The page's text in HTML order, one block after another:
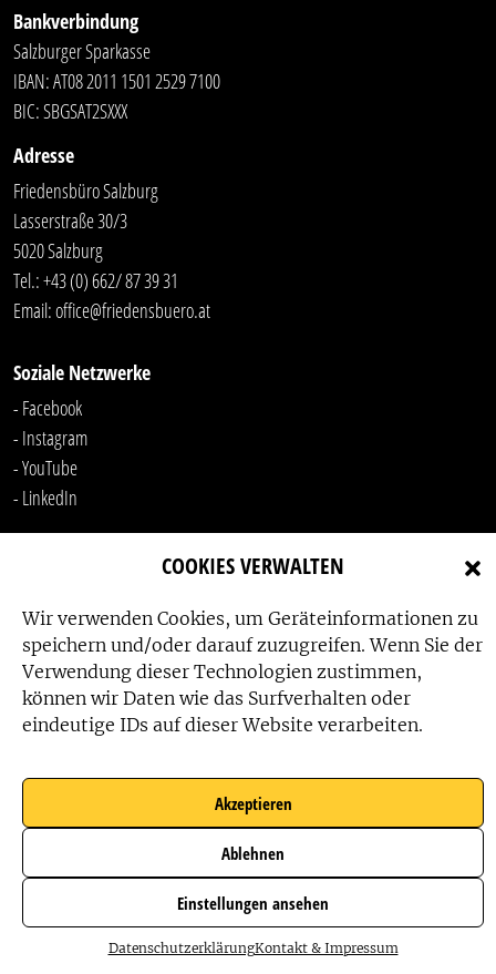
COOKIES VERWALTEN
Wir verwenden Cookies, um Geräteinformationen zu
speichern und/oder darauf zuzugreifen. Wenn Sie der
Verwendung dieser Technologien zustimmen,
können wir Daten wie das Surfverhalten oder
eindeutige IDs auf dieser Website verarbeiten.
Akzeptieren
Ablehnen
Einstellungen ansehen
DatenschutzerklärungKontakt & Impressum
Bankverbindung
Salzburger Sparkasse
IBAN: AT08 2011 1501 2529 7100
BIC: SBGSAT2SXXX
Adresse
Friedensbüro Salzburg
Lasserstraße 30/3
5020 Salzburg
Tel.:+43 (0) 662/ 87 39 31
Email:office@friedensbuero.at
Soziale Netzwerke
- Facebook
- Instagram
- YouTube
- LinkedIn
Das Friedensbüro wird gefördert von: